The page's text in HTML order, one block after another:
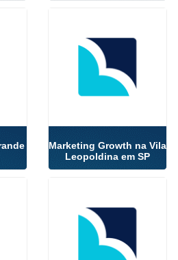
Marketing Growth na Vila
Leopoldina em SP